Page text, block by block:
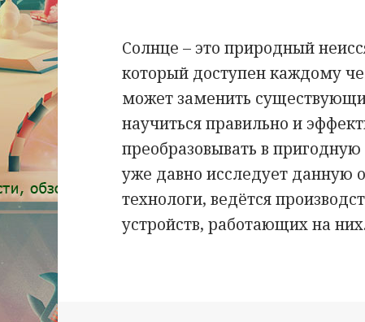
Солнце – это природный
который доступен каждому
может заменить
научиться правильно и
преобразовывать в
уже давно исследует данную
технологи, ведётся
устройств, работающих на